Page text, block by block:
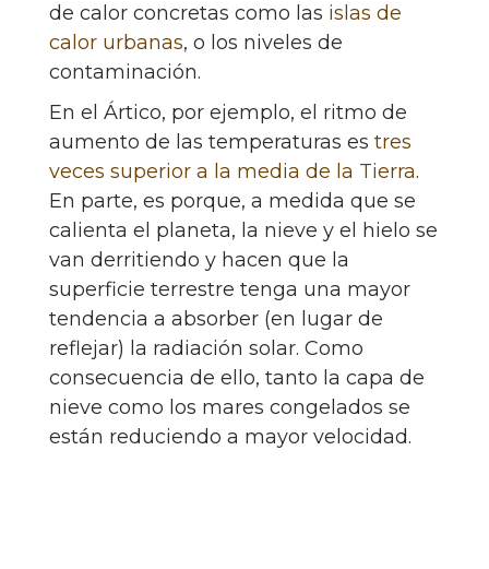
de calor concretas como las islas de
calor urbanas, o los niveles de
contaminación.
En el Ártico, por ejemplo, el ritmo de
aumento de las temperaturas es tres
veces superior a la media de la Tierra.
En parte, es porque, a medida que se
calienta el planeta, la nieve y el hielo se
van derritiendo y hacen que la
superficie terrestre tenga una mayor
tendencia a absorber (en lugar de
reflejar) la radiación solar. Como
consecuencia de ello, tanto la capa de
nieve como los mares congelados se
están reduciendo a mayor velocidad.